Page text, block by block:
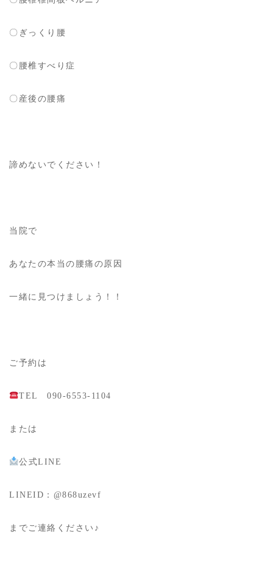
〇ぎっくり腰
〇腰椎すべり症
〇産後の腰痛
諦めないでください！
当院で
あなたの本当の腰痛の原因
一緒に見つけましょう！！
ご予約は
TEL 090-6553-1104
または
公式LINE
LINEID：@868uzevf
までご連絡ください♪